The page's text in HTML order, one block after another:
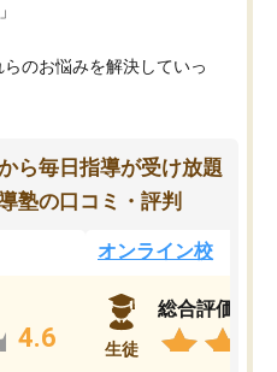
のお悩みを解決していっ
ら毎日指導が受け放題
塾の口コミ・評判
4.6
オンライン校
生徒
総合評価